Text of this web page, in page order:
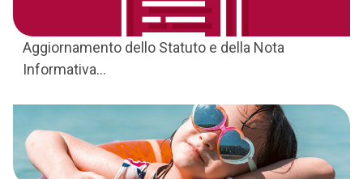
Aggiornamento dello Statuto e della Nota
Informativa...